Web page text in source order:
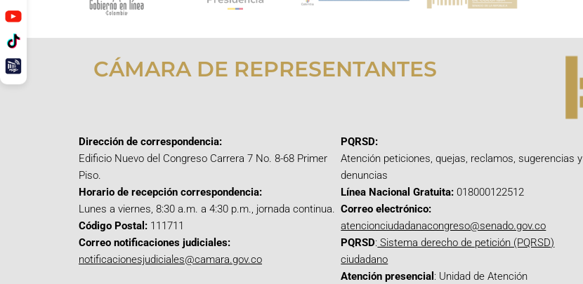
CÁMARA DE REPRESENTANTES
Dirección de correspondencia:
Edificio Nuevo del Congreso Carrera 7 No. 8-68 Primer
Piso.
Horario de recepción correspondencia:
Lunes a viernes, 8:30 a.m. a 4:30 p.m., jornada continua.
Código Postal: 111711
Correo notificaciones judiciales:
notificacionesjudiciales@camara.gov.co
PQRSD:
Atención peticiones, quejas, reclamos, sugerencias y
denuncias
Línea Nacional Gratuita: 018000122512
Correo electrónico:
atencionciudadanacongreso@senado.gov.co
PQRSD: Sistema derecho de petición (PQRSD)
ciudadano
Atención presencial : Unidad de Atención